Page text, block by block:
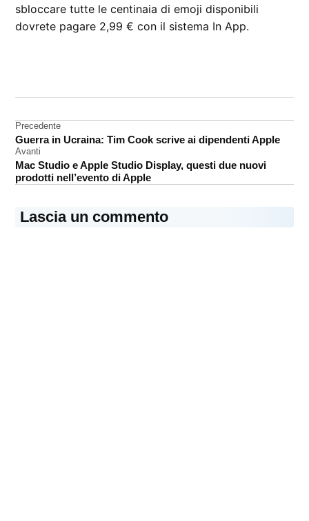
sbloccare tutte le centinaia di emoji disponibili
dovrete pagare 2,99 € con il sistema In App.
Machine
Learning
Navigazione
articoli
Precedente
Guerra in Ucraina: Tim Cook scrive ai dipendenti Apple
Avanti
Mac Studio e Apple Studio Display, questi due nuovi
prodotti nell’evento di Apple
Lascia un commento